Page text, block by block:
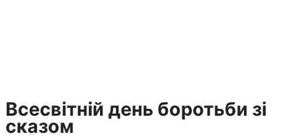
Всесвітній день боротьби зі
сказом